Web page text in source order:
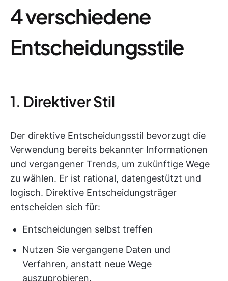
4 verschiedene
Entscheidungsstile
1. Direktiver Stil
Der direktive Entscheidungsstil bevorzugt die
Verwendung bereits bekannter Informationen
und vergangener Trends, um zukünftige Wege
zu wählen. Er ist rational, datengestützt und
logisch. Direktive Entscheidungsträger
entscheiden sich für:
Entscheidungen selbst treffen
Nutzen Sie vergangene Daten und
Verfahren, anstatt neue Wege
auszuprobieren.